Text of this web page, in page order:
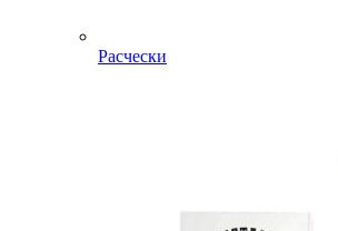
Расчески